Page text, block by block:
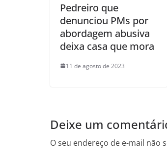
Pedreiro que
denunciou PMs por
abordagem abusiva
deixa casa que mora
11 de agosto de 2023
Deixe um
O seu endereço de e-mail não